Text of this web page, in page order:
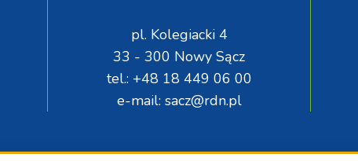
pl. Kolegiacki 4
33 - 300 Nowy Sącz
tel.: +48 18 449 06 00
e-mail: sacz@rdn.pl